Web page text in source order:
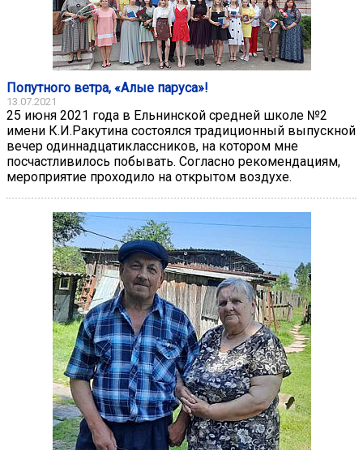
Попутного ветра, «Алые паруса»!
13.07.2021
25 июня 2021 года в Ельнинской средней школе №2
имени К.И.Ракутина состоялся традиционный выпускной
вечер одиннадцатиклассников, на котором мне
посчастливилось побывать. Согласно рекомендациям,
мероприятие проходило на открытом воздухе.